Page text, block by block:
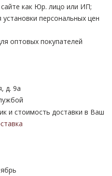
как Юр. лицо или ИП;
персональных цен
оптовых покупателей
д. 9а
и стоимость доставки в Ваш